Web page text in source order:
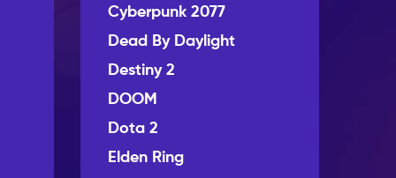
Cyberpunk 2077
Dead By Daylight
Destiny 2
DOOM
Dota 2
Elden Ring